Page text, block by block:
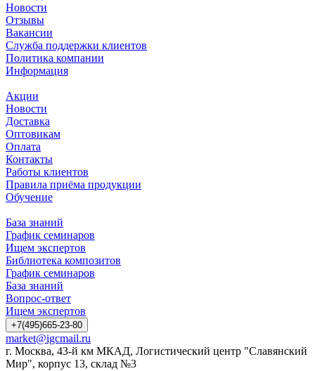
Новости
Отзывы
Вакансии
Служба поддержки клиентов
Политика компании
Информация
Акции
Новости
Доставка
Оптовикам
Оплата
Контакты
Работы клиентов
Правила приёма продукции
Обучение
База знаний
График семинаров
Ищем экспертов
Библиотека композитов
График семинаров
База знаний
Вопрос-ответ
Ищем экспертов
+7(495)665-23-80
market@igcmail.ru
г. Москва, 43-й км МКАД, Логистический центр "Славянский
Мир", корпус 13, склад №3